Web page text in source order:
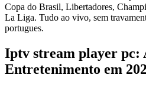
Copa do Brasil, Libertadores,
La Liga. Tudo ao vivo, sem
portugues.
Iptv stream player pc:
Entretenimento em